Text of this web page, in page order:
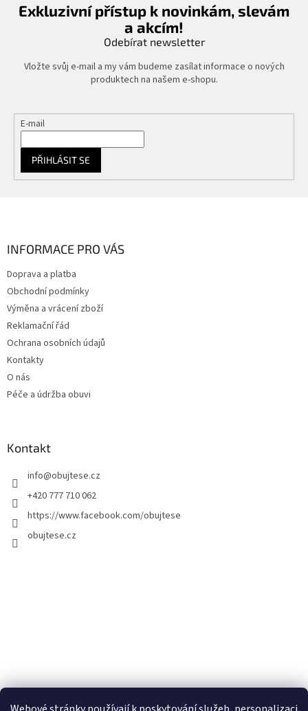
Exkluzivní přístup k novinkám, slevám
a akcím!
Odebírat newsletter
Vložte svůj e-mail a my vám budeme zasílat informace o nových
produktech na našem e-shopu.
E-mail
PŘIHLÁSIT SE
INFORMACE PRO VÁS
Doprava a platba
Obchodní podmínky
Výměna a vrácení zboží
Reklamační řád
Ochrana osobních údajů
Kontakty
O nás
Péče a údržba obuvi
Kontakt
info@obujtese.cz
+420 777 710 062
https://www.facebook.com/obujtese
obujtese.cz